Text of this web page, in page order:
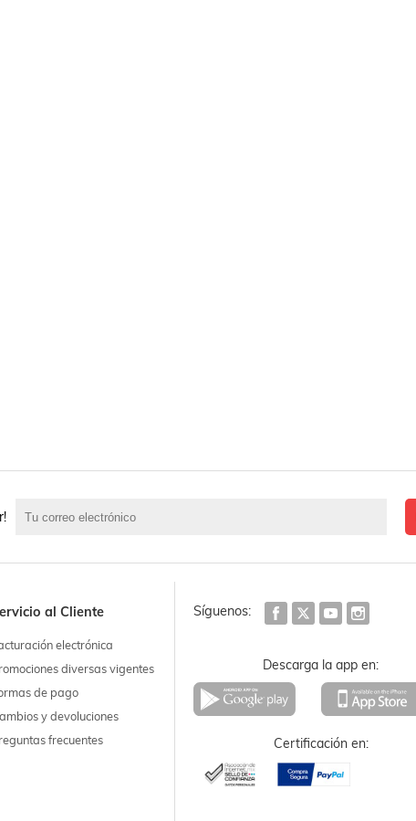
al Cliente
electrónica
diversas vigentes
de pago
y devoluciones
frecuentes
Síguenos:
Descarga la app en:
Certificación en: